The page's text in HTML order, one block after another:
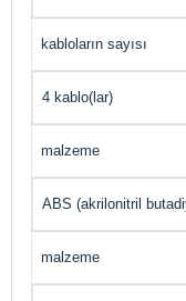
kabloların sayısı
4 kablo(lar)
malzeme
ABS (akrilonitril
malzeme